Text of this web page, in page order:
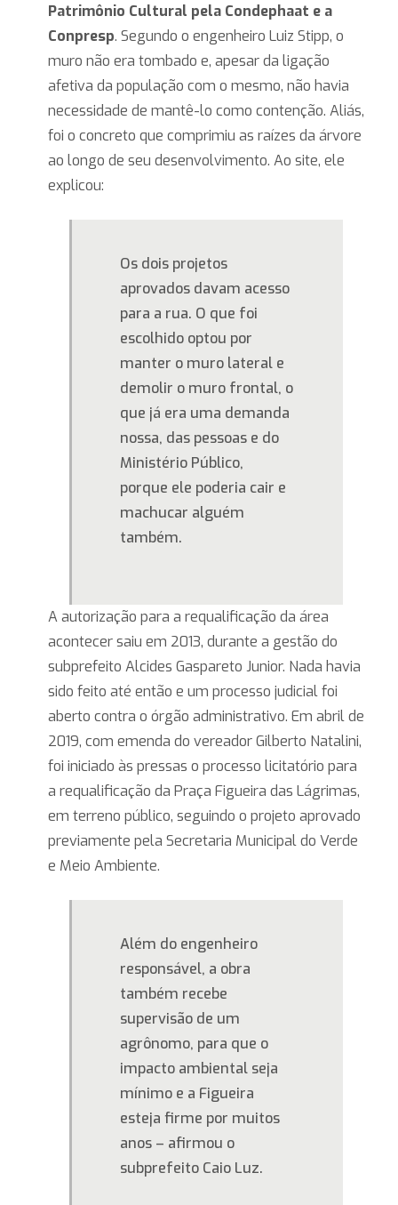
Patrimônio Cultural pela Condephaat e a
Conpresp. Segundo o engenheiro Luiz Stipp, o
muro não era tombado e, apesar da ligação
afetiva da população com o mesmo, não havia
necessidade de mantê-lo como contenção. Aliás,
foi o concreto que comprimiu as raízes da árvore
ao longo de seu desenvolvimento. Ao site, ele
explicou:
Os dois projetos
aprovados davam acesso
para a rua. O que foi
escolhido optou por
manter o muro lateral e
demolir o muro frontal, o
que já era uma demanda
nossa, das pessoas e do
Ministério Público,
porque ele poderia cair e
machucar alguém
também.
A autorização para a requalificação da área
acontecer saiu em 2013, durante a gestão do
subprefeito Alcides Gaspareto Junior. Nada havia
sido feito até então e um processo judicial foi
aberto contra o órgão administrativo. Em abril de
2019, com emenda do vereador Gilberto Natalini,
foi iniciado às pressas o processo licitatório para
a requalificação da Praça Figueira das Lágrimas,
em terreno público, seguindo o projeto aprovado
previamente pela Secretaria Municipal do Verde
e Meio Ambiente.
Além do engenheiro
responsável, a obra
também recebe
supervisão de um
agrônomo, para que o
impacto ambiental seja
mínimo e a Figueira
esteja firme por muitos
anos – afirmou o
subprefeito Caio Luz.